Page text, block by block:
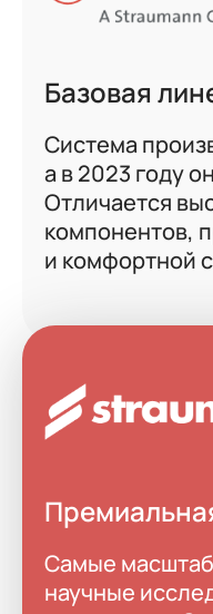
Базовая
Система
а в 2023 году
Отличается
компонентов,
и комфортной
Самые
научные